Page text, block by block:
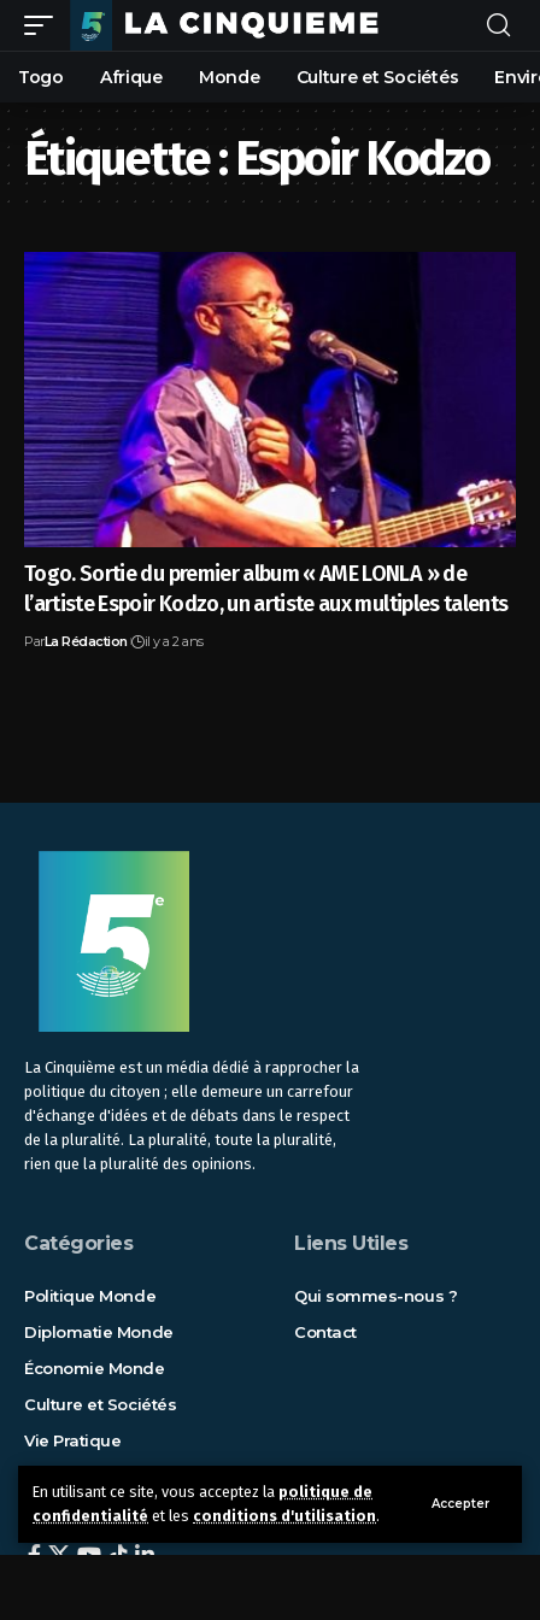
En utilisant ce site, vous acceptez la politique de
confidentialité et les conditions d'utilisation.
Accepter
Togo Afrique Monde Culture et Sociétés
Étiquette :Espoir Kodzo
Togo. Sortie du premier album « AME LONLA » de
l’artiste Espoir Kodzo, un artiste aux multiples talents
ParLa Rédaction il y a 2 ans
La Cinquième est un média dédié à rapprocher la
politique du citoyen ; elle demeure un carrefour
d'échange d'idées et de débats dans le respect
de la pluralité. La pluralité, toute la pluralité,
rien que la pluralité des opinions.
Catégories
Politique Monde
Diplomatie Monde
Économie Monde
Culture et Sociétés
Vie Pratique
Liens Utiles
Qui sommes-nous ?
Contact
Suivez-nous !